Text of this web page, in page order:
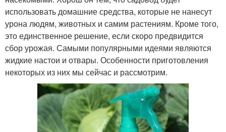
использовать домашние средства, которые не нанесут
урона людям, животных и самим растениям. Кроме того,
это единственное решение, если скоро предвидится
сбор урожая. Самыми популярными идеями являются
жидкие настои и отвары. Особенности приготовления
некоторых из них мы сейчас и рассмотрим.